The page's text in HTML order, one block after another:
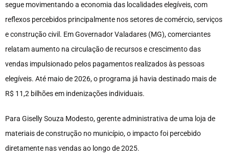
segue movimentando a economia das localidades elegíveis, com
reflexos percebidos principalmente nos setores de comércio, serviços
e construção civil. Em Governador Valadares (MG), comerciantes
relatam aumento na circulação de recursos e crescimento das
vendas impulsionado pelos pagamentos realizados às pessoas
elegíveis. Até maio de 2026, o programa já havia destinado mais de
R$ 11,2 bilhões em indenizações individuais.
Para Giselly Souza Modesto, gerente administrativa de uma loja de
materiais de construção no município, o impacto foi percebido
diretamente nas vendas ao longo de 2025.